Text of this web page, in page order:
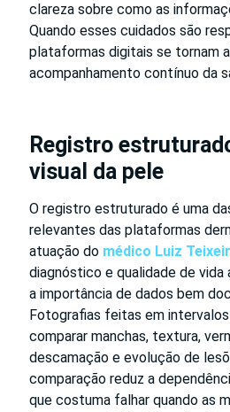
clareza sobre como as
Quando esses cuidados são
plataformas digitais se tornam
acompanhamento contínuo da
Registro
visual da pele
O registro estruturado é uma
relevantes das plataformas
atuação do médico Luiz
diagnóstico e qualidade de vida
a importância de dados bem
Fotografias feitas em
comparar manchas, textura,
descamação e evolução de
comparação reduz a
que costuma falhar quando as